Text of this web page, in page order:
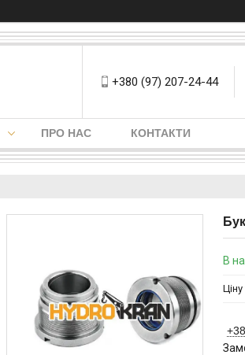
+380 (97) 207-24-44
ПРО НАС КОНТАКТИ
В